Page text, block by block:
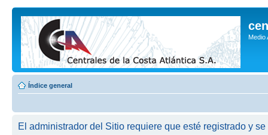
Medio
Índice general
El administrador del Sitio requiere que esté registrado y